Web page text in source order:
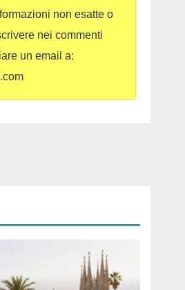
non esatte o
nei commenti
un email a: